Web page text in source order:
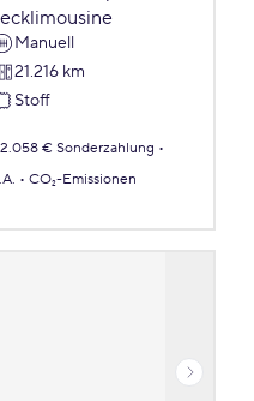
Manuell
21.216 km
Stoff
2.058 € Sonderzahlung
CO₂-Emissionen